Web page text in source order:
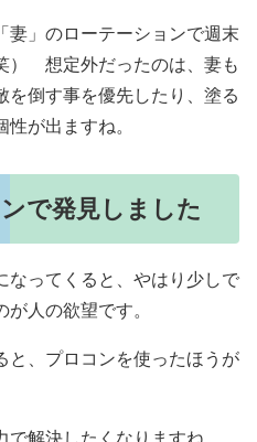
妻」のローテーションで週末
） 想定外だったのは、妻も
を倒す事を優先したり、塗る
が出ますね。
で発見しました
なってくると、やはり少しで
人の欲望です。
と、プロコンを使ったほうが